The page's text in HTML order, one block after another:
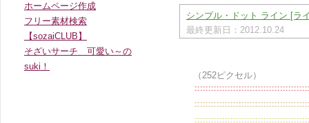
シンプル・ドット ライン [ラ
最終更新日：2012.10.24
（252ピクセル）
ホームページ作成
フリー素材検索
【sozaiCLUB】
そざいサーチ 可愛い～の
suki！